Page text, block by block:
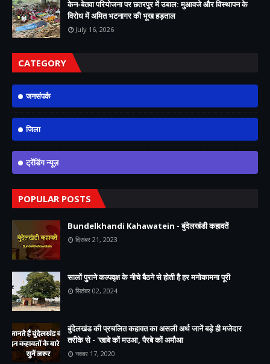
केन-बेतवा परियोजना पर छतरपुर में उबाल: मुआवजे और विस्थापन के
विरोध में अमित भटनागर की भूख हड़ताल
July 16, 2026
CATEGORY
जनसंपर्क
जिला
ट्रेंडिंग न्यूज़
POPULAR POSTS
Bundelkhandi Kahawatein - बुंदेलखंडी कहावतें
दिसंबर 21, 2023
सालों पुराने कल्पवृक्ष के नीचे बैठने से होती है हर मनोकामना पूरी
सितंबर 02, 2024
बुंदेलखंड की प्रचलित कहावत का असली अर्थ जानें बड़े ही मजेदार
तरीके से - 'खाबे कों मउआ, पैरबे कों अमौआ
नवंबर 17, 2020